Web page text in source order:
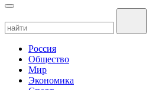
Россия
Общество
Мир
Экономика